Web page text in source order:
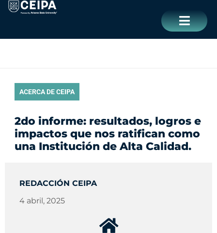
contenido
ACERCA DE CEIPA
2do informe: resultados, logros e
impactos que nos ratifican como
una Institución de Alta Calidad.
REDACCIÓN CEIPA
4 abril, 2025